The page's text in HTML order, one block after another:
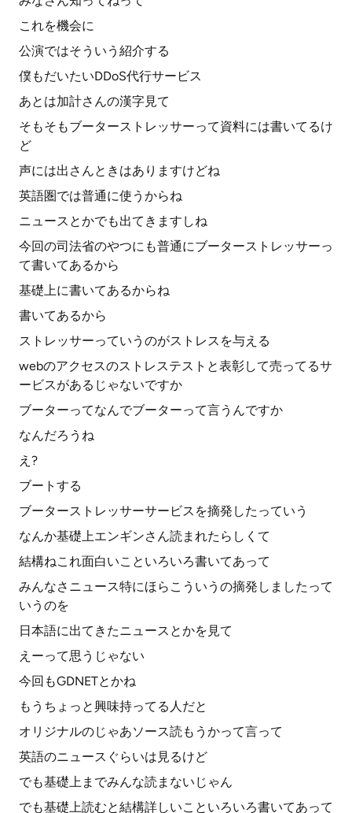
これを機会に
公演ではそういう紹介する
僕もだいたいDDoS代行サービス
あとは加計さんの漢字見て
そもそもブーターストレッサーって資料には書いてるけ
ど
声には出さんときはありますけどね
英語圏では普通に使うからね
ニュースとかでも出てきますしね
今回の司法省のやつにも普通にブーターストレッサーっ
て書いてあるから
基礎上に書いてあるからね
書いてあるから
ストレッサーっていうのがストレスを与える
webのアクセスのストレステストと表彰して売ってるサ
ービスがあるじゃないですか
ブーターってなんでブーターって言うんですか
なんだろうね
え?
ブートする
ブーターストレッサーサービスを摘発したっていう
なんか基礎上エンギンさん読まれたらしくて
結構ねこれ面白いこといろいろ書いてあって
みんなさニュース特にほらこういうの摘発しましたって
いうのを
日本語に出てきたニュースとかを見て
えーって思うじゃない
今回もGDNETとかね
もうちょっと興味持ってる人だと
オリジナルのじゃあソース読もうかって言って
英語のニュースぐらいは見るけど
でも基礎上までみんな読まないじゃん
でも基礎上読むと結構詳しいこといろいろ書いてあって